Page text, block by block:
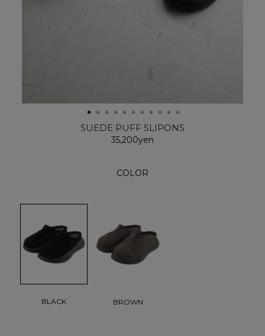
SUEDE PUFF SLIPONS
35,200yen
COLOR
BLACK BROWN